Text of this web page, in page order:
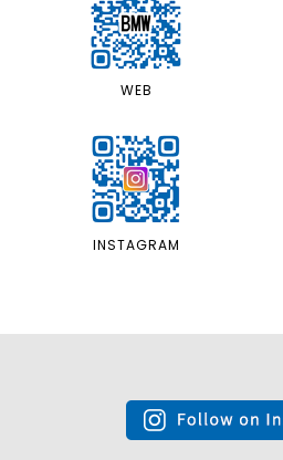
WEB
INSTAGRAM